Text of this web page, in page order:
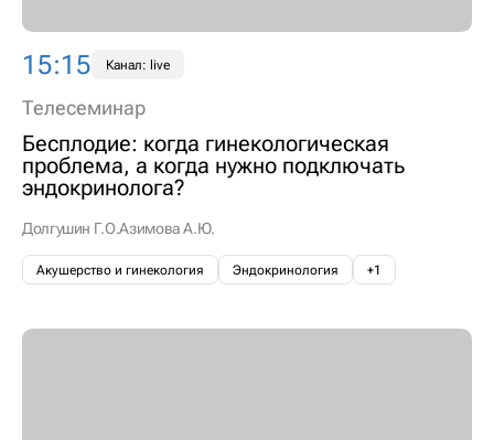
15:15 Канал: live
Телесеминар
Бесплодие: когда гинекологическая
проблема, а когда нужно подключать
эндокринолога?
Долгушин Г.О.Азимова А.Ю.
Акушерство и гинекология Эндокринология +1